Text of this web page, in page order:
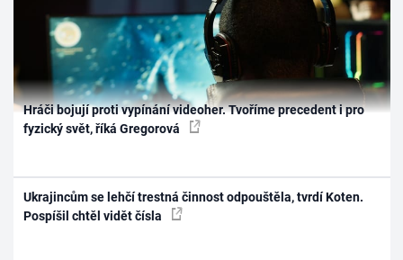
Hráči bojují proti vypínání videoher. Tvoříme precedent i pro
fyzický svět, říká Gregorová
Ukrajincům se lehčí trestná činnost odpouštěla, tvrdí Koten.
Pospíšil chtěl vidět čísla